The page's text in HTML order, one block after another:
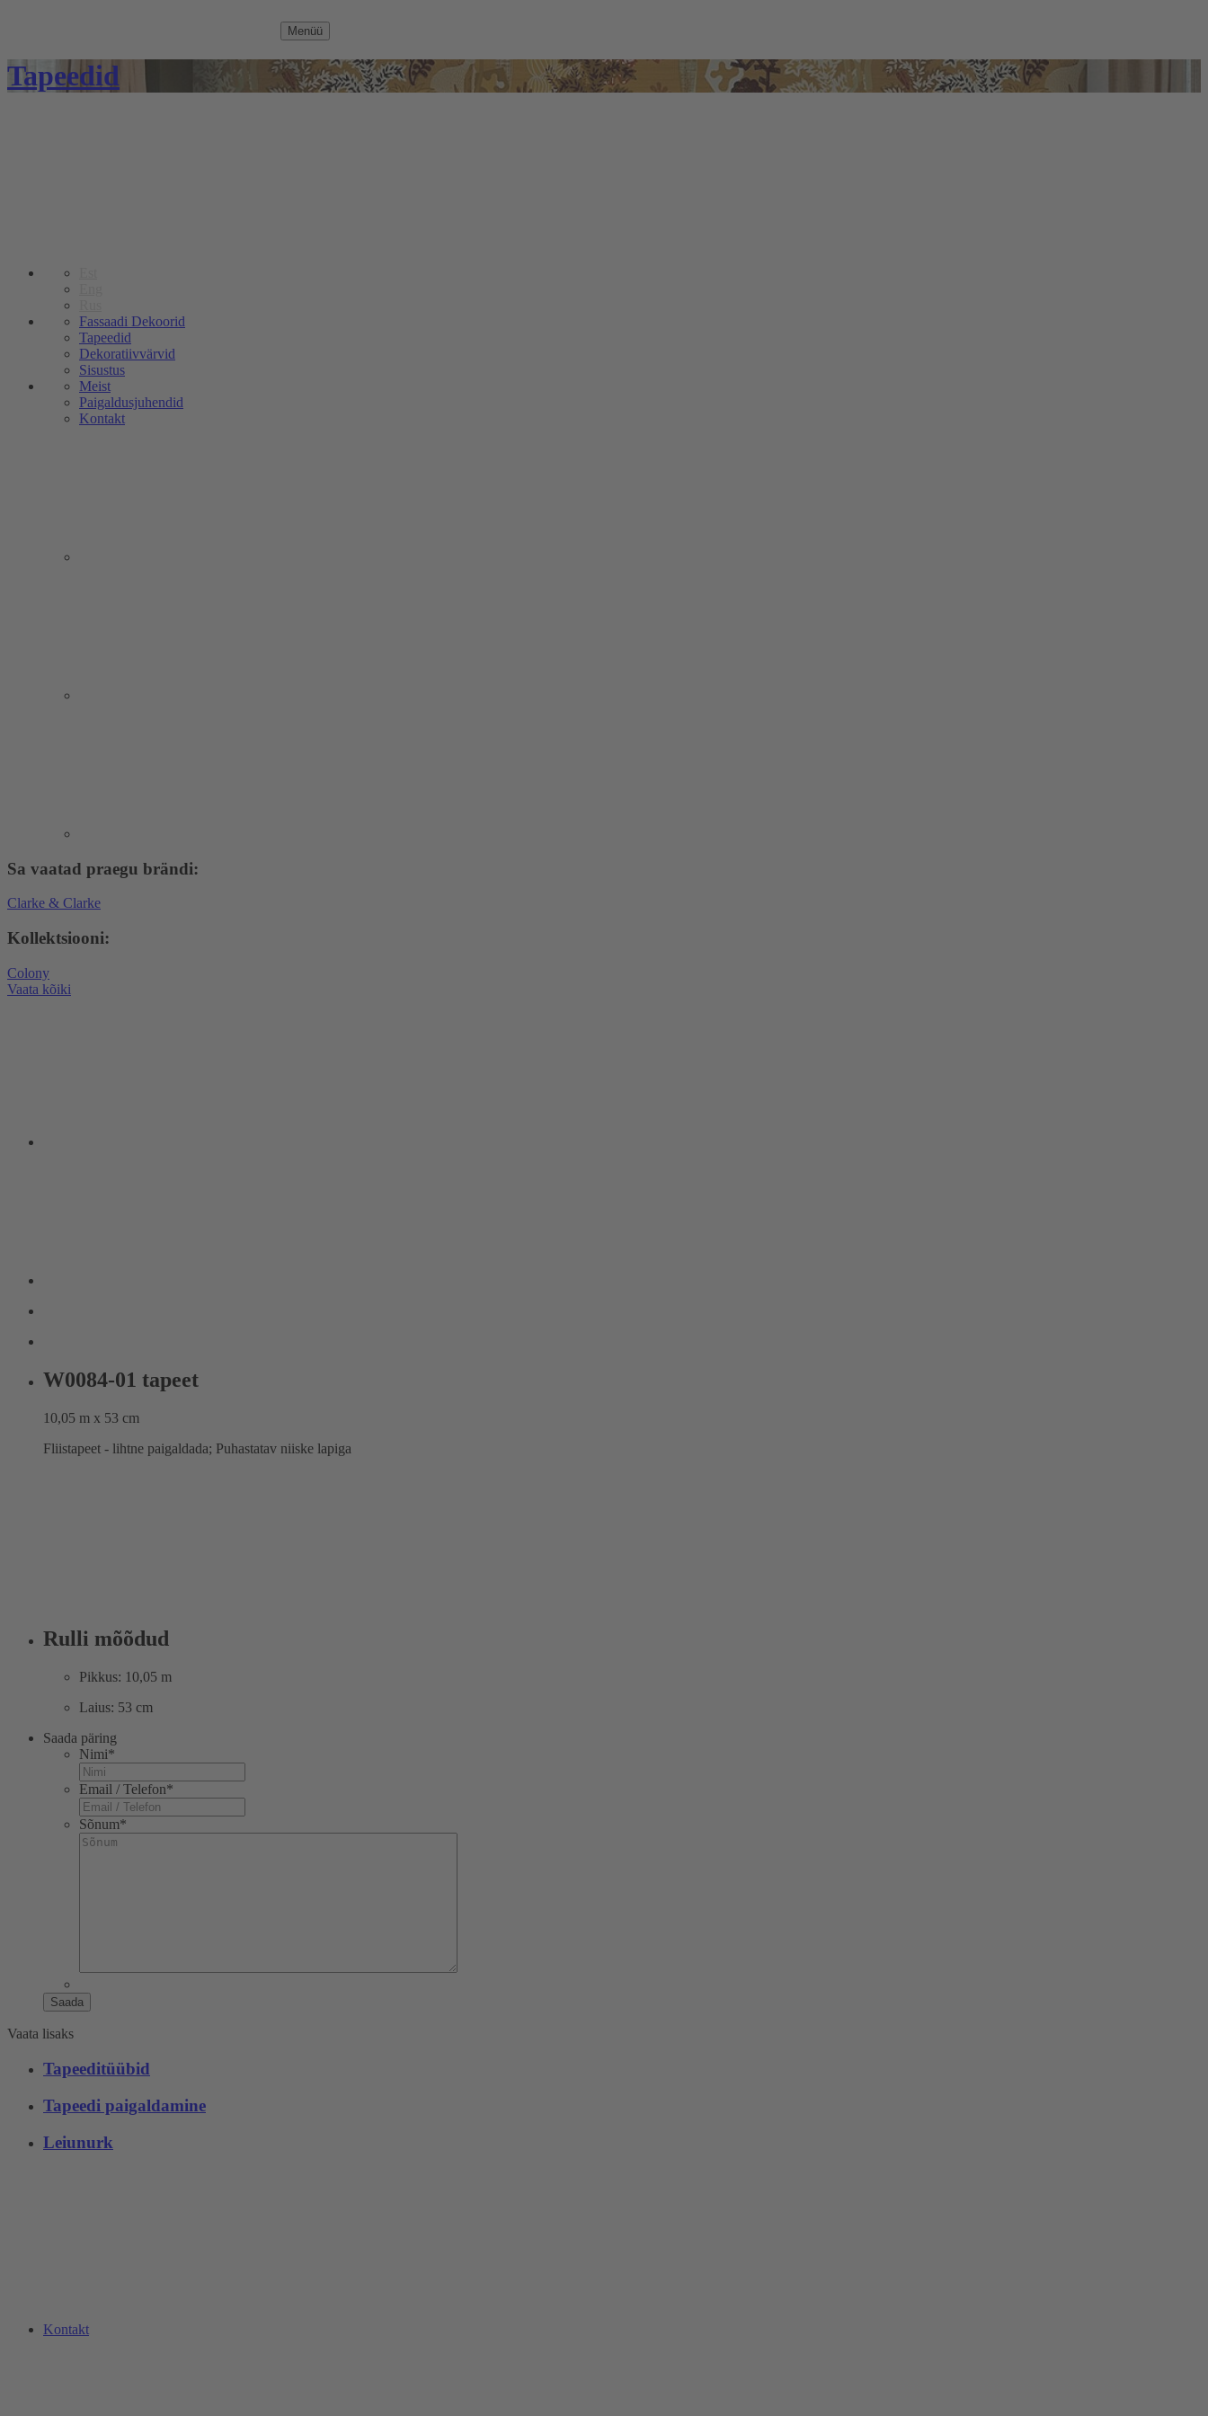
Menüü
Tapeedid
Fassaadi Dekoorid
Tapeedid
Dekoratiivvärvid
Sisustus
Meist
Paigaldusjuhendid
Kontakt
Sa vaatad praegu brändi:
Clarke & Clarke
Kollektsiooni:
Colony
Vaata kõiki
W0084-01 tapeet
10,05 m x 53 cm
Fliistapeet - lihtne paigaldada; Puhastatav niiske lapiga
Rulli mõõdud
Pikkus: 10,05 m
Laius: 53 cm
Saada päring
Nimi*
Email / Telefon*
Sõnum*
Saada
Vaata lisaks
Tapeeditüübid
Tapeedi paigaldamine
Leiunurk
Kontakt